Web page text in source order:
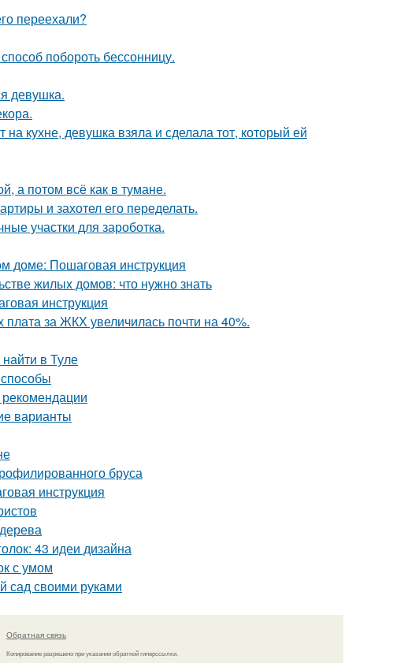
переехали?
побороть бессонницу.
девушка.
кухне, девушка взяла и сделала тот, который ей
а потом всё как в тумане.
и захотел его переделать.
участки для зароботка.
доме: Пошаговая инструкция
жилых домов: что нужно знать
инструкция
плата за ЖКХ увеличилась почти на 40%.
в Туле
варианты
бруса
инструкция
43 идеи дизайна
с умом
сад своими руками
Обратная связь
Копирование разрешено при указании обратной гиперссылки.